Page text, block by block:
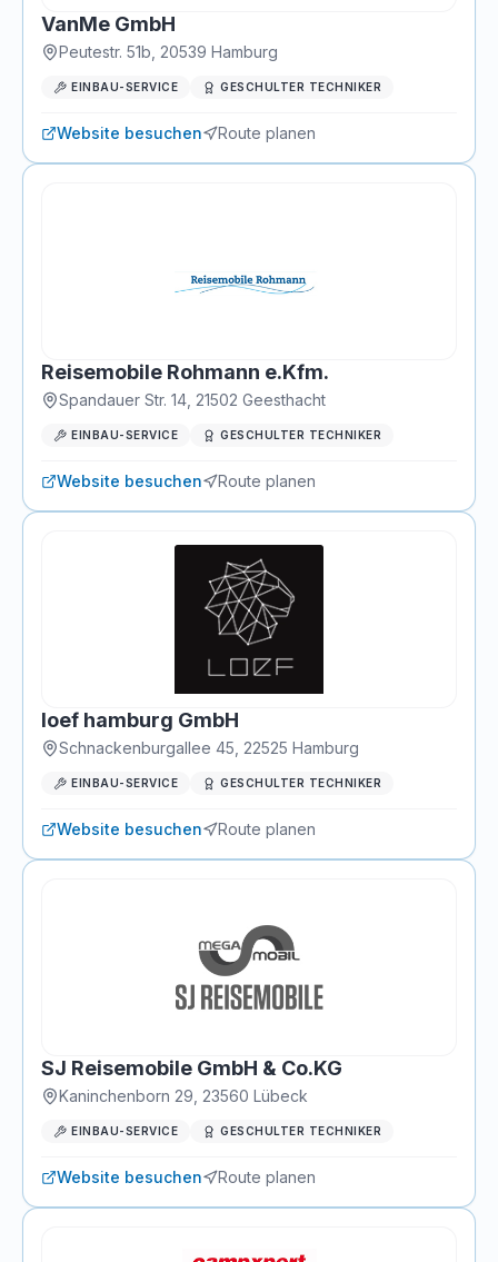
VanMe GmbH
Peutestr. 51b 20539 Hamburg
EINBAU-SERVICE GESCHULTER TECHNIKER
Website besuchen Route planen
Reisemobile Rohmann e.Kfm.
Spandauer Str. 14 21502 Geesthacht
EINBAU-SERVICE GESCHULTER TECHNIKER
Website besuchen Route planen
loef hamburg GmbH
Schnackenburgallee 45 22525 Hamburg
EINBAU-SERVICE GESCHULTER TECHNIKER
Website besuchen Route planen
SJ Reisemobile GmbH & Co.KG
Kaninchenborn 29 23560 Lübeck
EINBAU-SERVICE GESCHULTER TECHNIKER
Website besuchen Route planen